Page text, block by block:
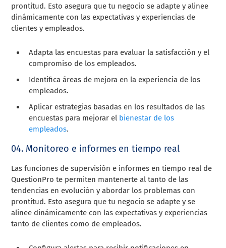
prontitud. Esto asegura que tu negocio se adapte y alinee
dinámicamente con las expectativas y experiencias de
clientes y empleados.
Adapta las encuestas para evaluar la satisfacción y el
compromiso de los empleados.
Identifica áreas de mejora en la experiencia de los
empleados.
Aplicar estrategias basadas en los resultados de las
encuestas para mejorar el bienestar de los
empleados.
04. Monitoreo e informes en tiempo real
Las funciones de supervisión e informes en tiempo real de
QuestionPro te permiten mantenerte al tanto de las
tendencias en evolución y abordar los problemas con
prontitud. Esto asegura que tu negocio se adapte y se
alinee dinámicamente con las expectativas y experiencias
tanto de clientes como de empleados.